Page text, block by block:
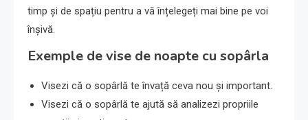
timp și de spațiu pentru a vă înțelegeți mai bine pe voi
înșivă.
Exemple de vise de noapte cu sopârla
Visezi că o sopârlă te învață ceva nou și important.
Visezi că o sopârlă te ajută să analizezi propriile